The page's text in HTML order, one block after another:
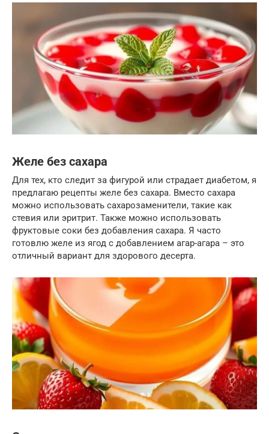
Желе без сахара
Для тех, кто следит за фигурой или страдает диабетом, я
предлагаю рецепты желе без сахара. Вместо сахара
можно использовать сахарозаменители, такие как
стевия или эритрит. Также можно использовать
фруктовые соки без добавления сахара. Я часто
готовлю желе из ягод с добавлением агар-агара – это
отличный вариант для здорового десерта.